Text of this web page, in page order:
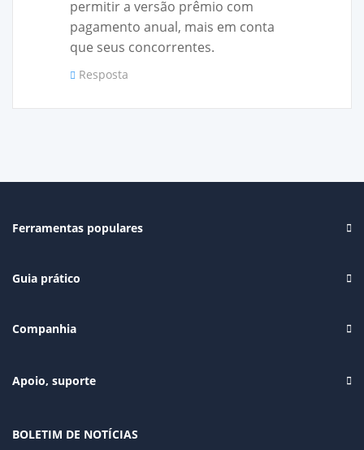
permitir a versão prêmio com
pagamento anual, mais em conta
que seus concorrentes.
Resposta
Ferramentas populares
Guia prático
Companhia
Apoio, suporte
BOLETIM DE NOTÍCIAS